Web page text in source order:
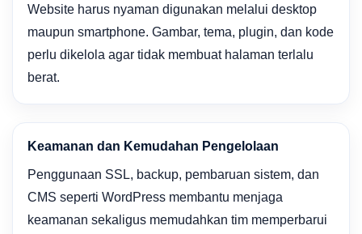
Website harus nyaman digunakan melalui desktop
maupun smartphone. Gambar, tema, plugin, dan kode
perlu dikelola agar tidak membuat halaman terlalu
berat.
Keamanan dan Kemudahan Pengelolaan
Penggunaan SSL, backup, pembaruan sistem, dan
CMS seperti WordPress membantu menjaga
keamanan sekaligus memudahkan tim memperbarui